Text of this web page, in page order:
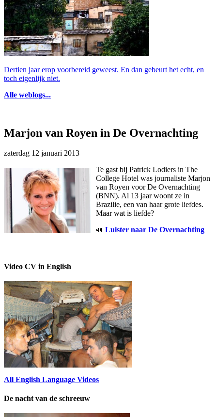
Dertien jaar erop voorbereid geweest. En dan gebeurt het echt, en
toch eigenlijk niet.
Alle weblogs...
Marjon van Royen in De Overnachting
zaterdag 12 januari 2013
Te gast bij Patrick Lodiers in The
College Hotel was journaliste Marjon
van Royen voor De Overnachting
(BNN). Al 13 jaar woont ze in
Brazilie, een van haar grote liefdes.
Maar wat is liefde?
Luister naar De Overnachting
Video CV in English
All English Language Videos
De nacht van de schreeuw